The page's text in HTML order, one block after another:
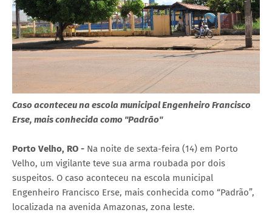
Caso aconteceu na escola municipal Engenheiro Francisco
Erse, mais conhecida como "Padrão"
Porto Velho, RO - Na noite de sexta-feira (14) em Porto
Velho, um vigilante teve sua arma roubada por dois
suspeitos. O caso aconteceu na escola municipal
Engenheiro Francisco Erse, mais conhecida como “Padrão”,
localizada na avenida Amazonas, zona leste.